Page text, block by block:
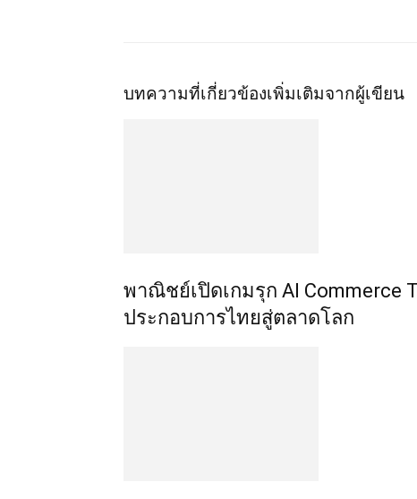
บทความที่เกี่ยวข้องเพิ่มเติมจากผู้เขียน
พาณิชย์เปิดเกมรุก AI Commerce
ประกอบการไทยสู่ตลาดโลก